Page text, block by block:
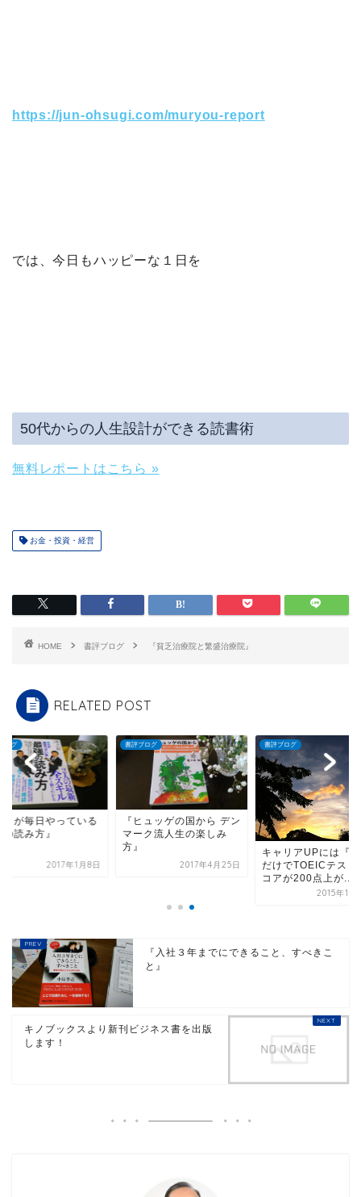
https://jun-ohsugi.com/muryou-report
では、今日もハッピーな１日を
50代からの人生設計ができる読書術
無料レポートはこちら »
お金・投資・経営
HOME 書評ブログ 『貧乏治療院と繁盛治療院』
RELATED POST
ログ
らが毎日やっている
読み方』
2017年1月8日
書評ブログ
『ヒュッゲの国から デン
マーク流人生の楽しみ
方』
2017年4月25日
書評ブログ
キャリアUPには『
だけでTOEICテスト
コアが200点上が...
2015年10
『入社３年までにできること、すべきこ
と』
キノブックスより新刊ビジネス書を出版
します！